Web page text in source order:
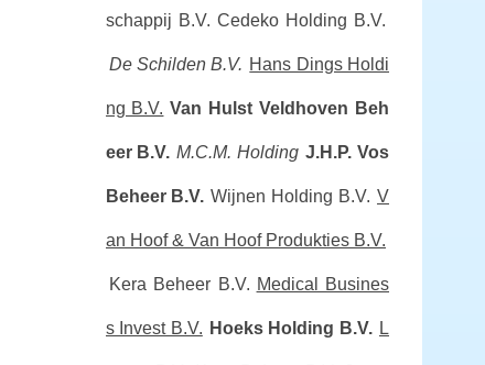
schappij B.V. Cedeko Holding B.V.
De Schilden B.V. Hans Dings Holdi
ng B.V. Van Hulst Veldhoven Beh
eer B.V. M.C.M. Holding J.H.P. Vos
Beheer B.V. Wijnen Holding B.V. V
an Hoof & Van Hoof Produkties B.V.
Kera Beheer B.V. Medical Busines
s Invest B.V. Hoeks Holding B.V. L